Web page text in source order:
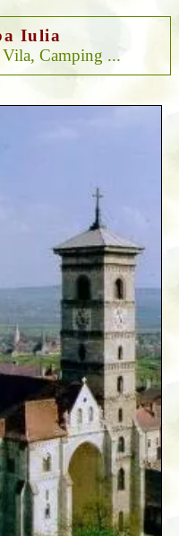
Iulia
Camping ...